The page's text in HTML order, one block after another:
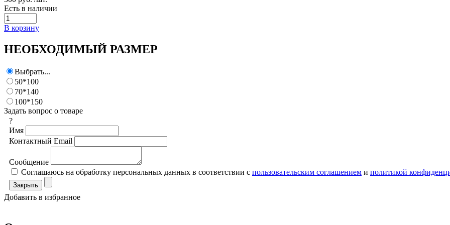
Есть в наличии
В корзину
НЕОБХОДИМЫЙ РАЗМЕР
Выбрать...
50*100
70*140
100*150
Задать вопрос о товаре
?
Имя
Контактный Email
Сообщение
Соглашаюсь на обработку персональных данных в соответствии с пользовательским соглашением и политикой
Закрыть
Добавить в избранное